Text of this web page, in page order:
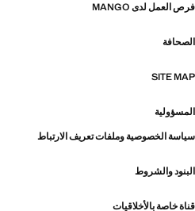
فرص العمل لدى MANGO
الصحافة
SITE MAP
المسؤولية
سياسة الخصوصية وملفات تعريف الارتباط
البنود والشروط
قناة خاصة بالأخلاقيات